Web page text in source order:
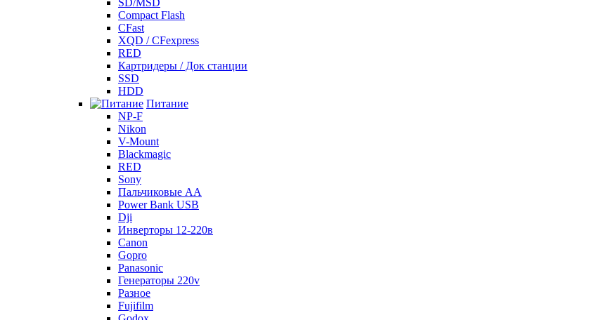
SD/MSD
Compact Flash
CFast
XQD / CFexpress
RED
Картридеры / Док станции
SSD
HDD
Питание
NP-F
Nikon
V-Mount
Blackmagic
RED
Sony
Пальчиковые AA
Power Bank USB
Dji
Инверторы 12-220в
Canon
Gopro
Panasonic
Генераторы 220v
Разное
Fujifilm